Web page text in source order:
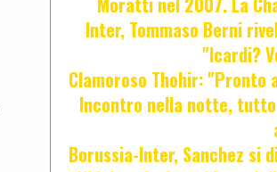
Inter, Tommaso Berni
"Icardi?
Clamoroso Thohir:
Incontro nella notte,
Borussia-Inter, Sanchez si